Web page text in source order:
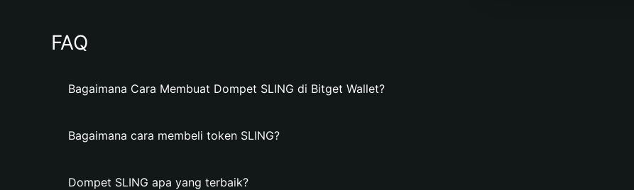
FAQ
Bagaimana Cara Membuat Dompet SLING di Bitget Wallet?
Bagaimana cara membeli token SLING?
Dompet SLING apa yang terbaik?